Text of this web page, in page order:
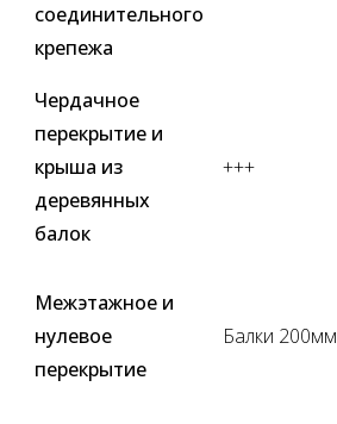
соединительного
крепежа
Чердачное
перекрытие и
крыша из
деревянных
балок
+++
Межэтажное и
нулевое
перекрытие
Балки 200мм